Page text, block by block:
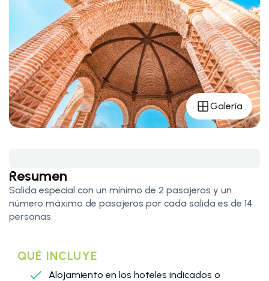
Galería
Resumen
Salida especial con un mínimo de 2 pasajeros y un
número máximo de pasajeros por cada salida es de 14
personas.
QUÉ INCLUYE
Alojamiento en los hoteles indicados o